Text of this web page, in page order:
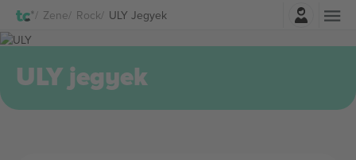
Zene Rock ULY Jegyek
ULY jegyek